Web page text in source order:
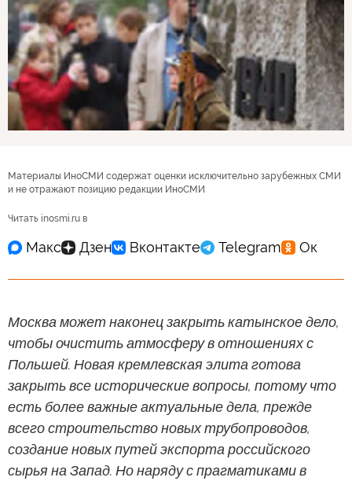
Материалы ИноСМИ содержат оценки исключительно зарубежных СМИ
и не отражают позицию редакции ИноСМИ
Читать inosmi.ru в
Москва может наконец закрыть катынское дело,
чтобы очистить атмосферу в отношениях с
Польшей. Новая кремлевская элита готова
закрыть все исторические вопросы, потому что
есть более важные актуальные дела, прежде
всего строительство новых трубопроводов,
создание новых путей экспорта российского
сырья на Запад. Но наряду с прагматиками в